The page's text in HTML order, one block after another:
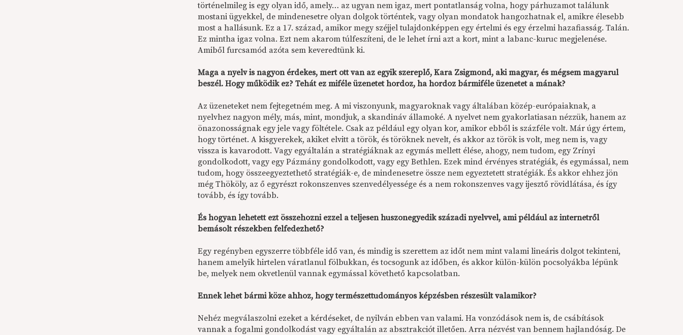
történelmileg is egy olyan idő, amely… az ugyan nem igaz, mert pontatlanság volna, hogy párhuzamot találunk
mostani ügyekkel, de mindenesetre olyan dolgok történtek, vagy olyan mondatok hangozhatnak el, amikre élesebb
most a hallásunk. Ez a 17. század, amikor megy széjjel tulajdonképpen egy értelmi és egy érzelmi hazafiasság. Talán.
Ez mintha igaz volna. Ezt nem akarom túlfeszíteni, de le lehet írni azt a kort, mint a labanc-kuruc megjelenése.
Amiből furcsamód azóta sem keveredtünk ki.
Maga a nyelv is nagyon érdekes, mert ott van az egyik szereplő, Kara Zsigmond, aki magyar, és mégsem magyarul
beszél. Hogy működik ez? Tehát ez miféle üzenetet hordoz, ha hordoz bármiféle üzenetet a mának?
Az üzeneteket nem fejtegetném meg. A mi viszonyunk, magyaroknak vagy általában közép-európaiaknak, a
nyelvhez nagyon mély, más, mint, mondjuk, a skandináv államoké. A nyelvet nem gyakorlatiasan nézzük, hanem az
önazonosságnak egy jele vagy föltétele. Csak az például egy olyan kor, amikor ebből is százféle volt. Már úgy értem,
hogy történet. A kisgyerekek, akiket elvitt a török, és töröknek nevelt, és akkor az török is volt, meg nem is, vagy
vissza is kavarodott. Vagy egyáltalán a stratégiáknak az egymás mellett élése, ahogy, nem tudom, egy Zrínyi
gondolkodott, vagy egy Pázmány gondolkodott, vagy egy Bethlen. Ezek mind érvényes stratégiák, és egymással, nem
tudom, hogy összeegyeztethető stratégiák-e, de mindenesetre össze nem egyeztetett stratégiák. És akkor ehhez jön
még Thököly, az ő egyrészt rokonszenves szenvedélyessége és a nem rokonszenves vagy ijesztő rövidlátása, és így
tovább, és így tovább.
És hogyan lehetett ezt összehozni ezzel a teljesen huszonegyedik századi nyelvvel, ami például az internetről
bemásolt részekben felfedezhető?
Egy regényben egyszerre többféle idő van, és mindig is szerettem az időt nem mint valami lineáris dolgot tekinteni,
hanem amelyik hirtelen váratlanul fölbukkan, és tocsogunk az időben, és akkor külön-külön pocsolyákba lépünk
be, melyek nem okvetlenül vannak egymással követhető kapcsolatban.
Ennek lehet bármi köze ahhoz, hogy természettudományos képzésben részesült valamikor?
Nehéz megválaszolni ezeket a kérdéseket, de nyilván ebben van valami. Ha vonzódások nem is, de csábítások
vannak a fogalmi gondolkodást vagy egyáltalán az absztrakciót illetően. Arra nézvést van bennem hajlandóság. De